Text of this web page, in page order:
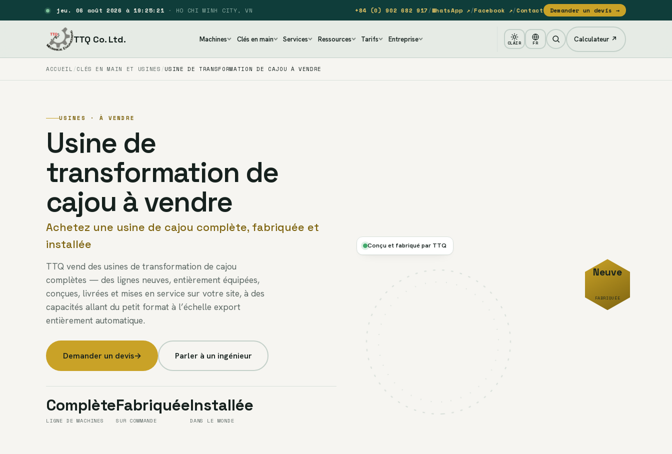
jeu. 06 août 2026 à 19:25:22 · HO CHI MINH CITY, VN +84 (0) 902 682 917/WhatsApp ↗/Facebook ↗/Contact Demander un devis →
TTQ Co. Ltd. Machines Clés en main Services Ressources Tarifs Entreprise CLAIR FR Calculateur ↗
ACCUEIL CLÉS EN MAIN ET USINES USINE DE TRANSFORMATION DE CAJOU À VENDRE
USINES · À VENDRE
Usine de
transformation de
cajou à vendre
Achetez une usine de cajou complète, fabriquée et
installée
TTQ vend des usines de transformation de cajou
complètes — des lignes neuves, entièrement équipées,
conçues, livrées et mises en service sur votre site, à des
capacités allant du petit format à l’échelle export
entièrement automatique.
Demander un devis→ Parler à un ingénieur
Complète
LIGNE DE MACHINES
Fabriquée
SUR COMMANDE
Installée
DANS LE MONDE
FIG.P3
Ø
Neuve
FABRIQUÉE
Conçu et fabriqué par TTQ